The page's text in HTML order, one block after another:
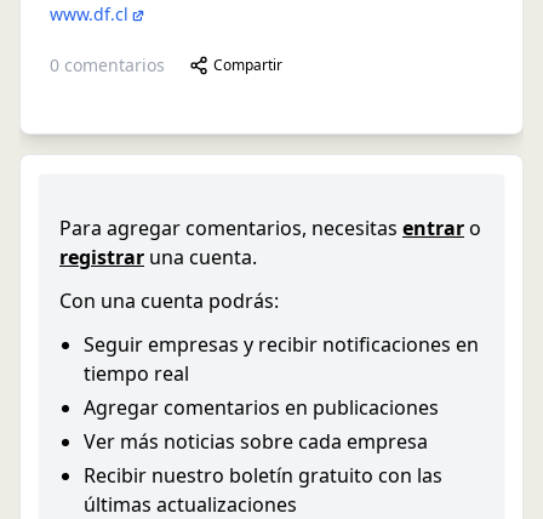
www.df.cl
0 comentarios Compartir
Para agregar comentarios, necesitas entraro
registrar una cuenta.
Con una cuenta podrás:
Seguir empresas y recibir notificaciones en
tiempo real
Agregar comentarios en publicaciones
Ver más noticias sobre cada empresa
Recibir nuestro boletín gratuito con las
últimas actualizaciones